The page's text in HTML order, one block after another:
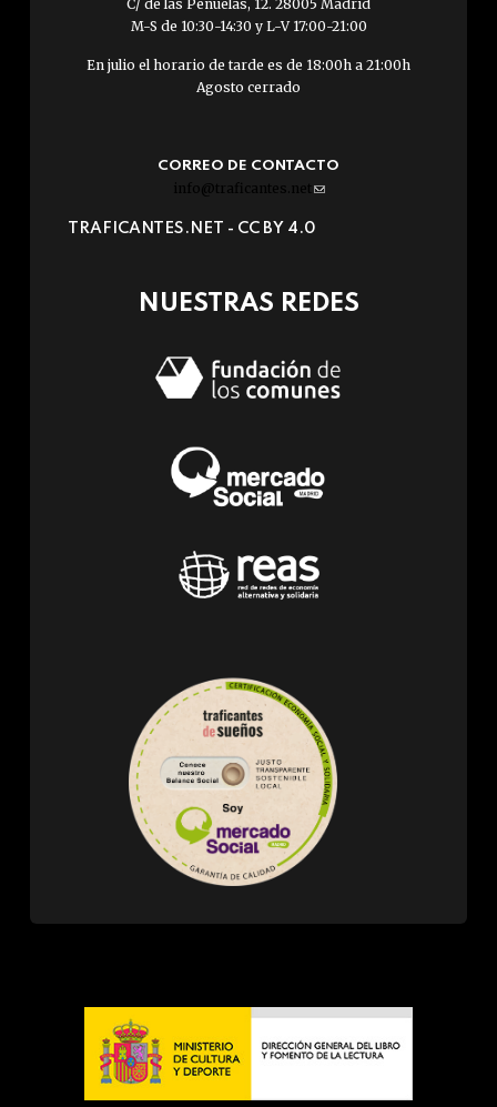
C/ de las Peñuelas, 12. 28005 Madrid
M-S de 10:30-14:30 y L-V 17:00-21:00
En julio el horario de tarde es de 18:00h a 21:00h
Agosto cerrado
CORREO DE CONTACTO
info@traficantes.net (link
e-
TRAFICANTES.NET - CC BY 4.0
NUESTRAS REDES